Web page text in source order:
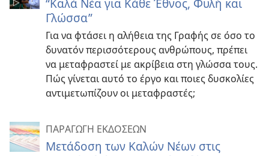
Γλώσσα”
Για να φτάσει η αλήθεια της Γραφής σε όσο το
δυνατόν περισσότερους ανθρώπους, πρέπει
να μεταφραστεί με ακρίβεια στη γλώσσα τους.
Πώς γίνεται αυτό το έργο και ποιες δυσκολίες
αντιμετωπίζουν οι μεταφραστές;
ΠΑΡΑΓΩΓΗ ΕΚΔΟΣΕΩΝ
Μετάδοση των Καλών Νέων στις